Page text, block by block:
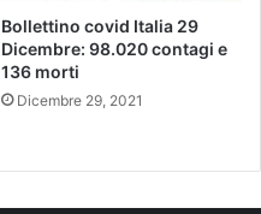
Bollettino covid Italia 29
Dicembre: 98.020 contagi e
136 morti
Dicembre 29, 2021